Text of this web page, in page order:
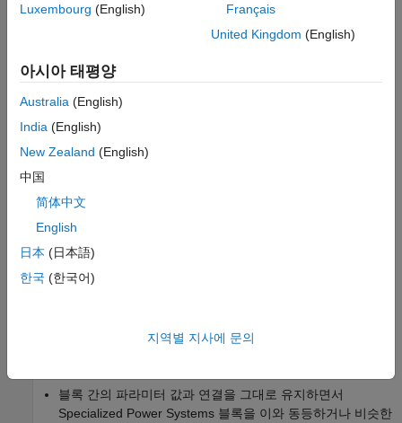
수치적 강인성 증대를 위해 수식 생성을 최적화합니다.
모델 생성 속도를 높이고 모델 레이아웃 개선을 위해 단선
표현을 사용하여 3상 시스템을 모델링합니다.
스위칭 선형 스위치와 비선형 반도체 스위치를 포함하여
다양한 수준의 모델 충실도에서 선택합니다.
비간섭적 결함 모델링과 체계적 결함 주입을 위해
Analyzer™
모델을 업그레이드하려면
사용하거나 모델을 수동으로 업데이트하면 됩니다.
Simscape Electrical블록으로 바꿀 수 있습니다.
블록 간의 파라미터 값과 연결을 그대로 유지하면서
Specialized Power Systems 블록을 이와 동등하거나 비슷한
Luxembourg (English)
Français
United Kingdom (English)
아시아 태평양
Australia (English)
India (English)
New Zealand (English)
中国
简体中文
English
日本 (日本語)
한국 (한국어)
지역별 지사에 문의